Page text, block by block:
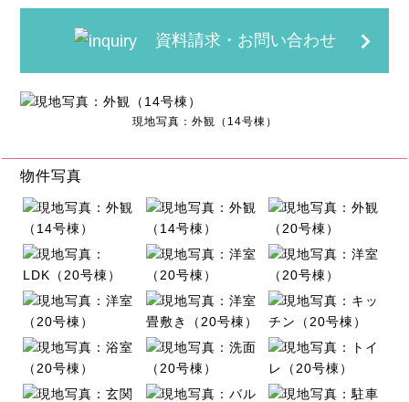
資料請求・お問い合わせ
現地写真：外観（14号棟）
物件写真